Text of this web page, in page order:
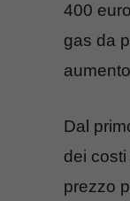
400
gas da
Dal
dei
prezzo